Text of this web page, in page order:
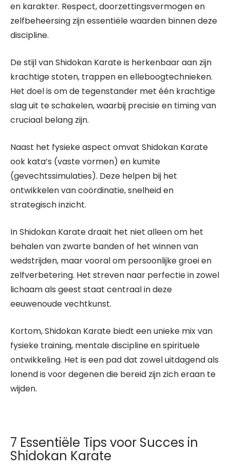
en karakter. Respect, doorzettingsvermogen en
zelfbeheersing zijn essentiële waarden binnen deze
discipline.
De stijl van Shidokan Karate is herkenbaar aan zijn
krachtige stoten, trappen en elleboogtechnieken.
Het doel is om de tegenstander met één krachtige
slag uit te schakelen, waarbij precisie en timing van
cruciaal belang zijn.
Naast het fysieke aspect omvat Shidokan Karate
ook kata’s (vaste vormen) en kumite
(gevechtssimulaties). Deze helpen bij het
ontwikkelen van coördinatie, snelheid en
strategisch inzicht.
In Shidokan Karate draait het niet alleen om het
behalen van zwarte banden of het winnen van
wedstrijden, maar vooral om persoonlijke groei en
zelfverbetering. Het streven naar perfectie in zowel
lichaam als geest staat centraal in deze
eeuwenoude vechtkunst.
Kortom, Shidokan Karate biedt een unieke mix van
fysieke training, mentale discipline en spirituele
ontwikkeling. Het is een pad dat zowel uitdagend als
lonend is voor degenen die bereid zijn zich eraan te
wijden.
7 Essentiële Tips voor Succes in
Shidokan Karate